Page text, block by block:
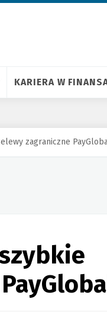
KARIERA W
zagraniczne